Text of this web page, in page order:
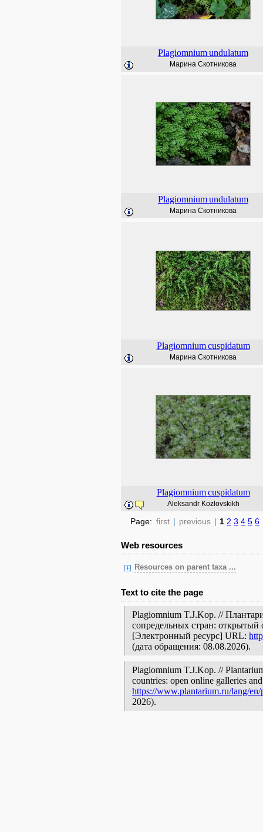
Plagiomniumundulatum
Марина Скотникова
Plagiomniumundulatum
Марина Скотникова
Plagiomnium cuspidatum
Марина Скотникова
Plagiomnium cuspidatum
Aleksandr Kozlovskikh
Page: first | previous | 1 2 3 4 5 6
Web resources
Resources on parent taxa ...
Text to cite the page
Plagiomnium T.J.Kop. //
сопредельных стран: открытый
[Электронный ресурс] URL:
(дата обращения: 08.08.2026).
Plagiomnium T.J.Kop. //
countries: open online galleries
https://www.plantarium.ru/lang/
2026).